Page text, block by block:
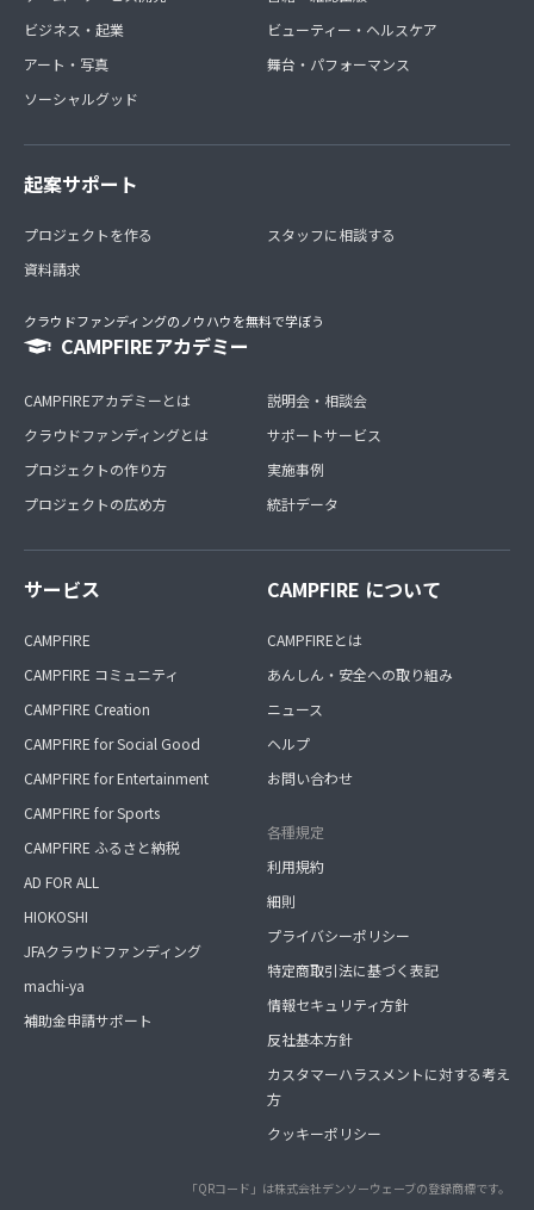
ビジネス・起業
アート・写真
ソーシャルグッド
ビューティー・ヘルスケア
舞台・パフォーマンス
起案サポート
プロジェクトを作る
資料請求
スタッフに相談する
クラウドファンディングのノウハウを無料で学ぼう
CAMPFIREアカデミー
CAMPFIREアカデミーとは
クラウドファンディングとは
プロジェクトの作り方
プロジェクトの広め方
説明会・相談会
サポートサービス
実施事例
統計データ
サービス
CAMPFIRE
CAMPFIRE コミュニティ
CAMPFIRE Creation
CAMPFIRE for Social Good
CAMPFIRE for Entertainment
CAMPFIRE for Sports
CAMPFIRE ふるさと納税
AD FOR ALL
HIOKOSHI
JFAクラウドファンディング
machi-ya
補助金申請サポート
CAMPFIRE について
CAMPFIREとは
あんしん・安全への取り組み
ニュース
ヘルプ
お問い合わせ
各種規定
利用規約
細則
プライバシーポリシー
特定商取引法に基づく表記
情報セキュリティ方針
反社基本方針
カスタマーハラスメントに対する考え
方
クッキーポリシー
「QRコード」は株式会社デンソーウェーブの登録商標です。